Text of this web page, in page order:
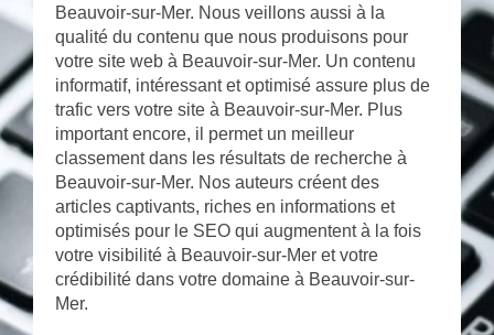
Beauvoir-sur-Mer. Nous veillons aussi à la
qualité du contenu que nous produisons pour
votre site web à Beauvoir-sur-Mer. Un contenu
informatif, intéressant et optimisé assure plus de
trafic vers votre site à Beauvoir-sur-Mer. Plus
important encore, il permet un meilleur
classement dans les résultats de recherche à
Beauvoir-sur-Mer. Nos auteurs créent des
articles captivants, riches en informations et
optimisés pour le SEO qui augmentent à la fois
votre visibilité à Beauvoir-sur-Mer et votre
crédibilité dans votre domaine à Beauvoir-sur-
Mer.